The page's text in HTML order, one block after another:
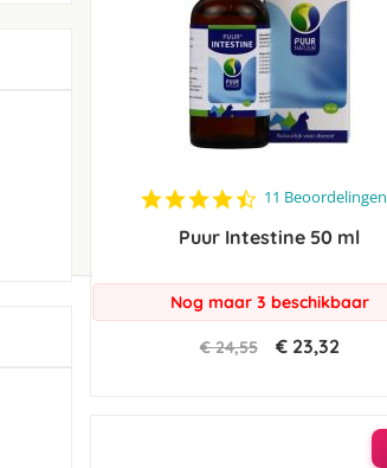
4.7
rating
11 Beoordelingen
Puur Intestine 50 ml
Nog maar 3 beschikbaar
€ 24,55 € 23,32